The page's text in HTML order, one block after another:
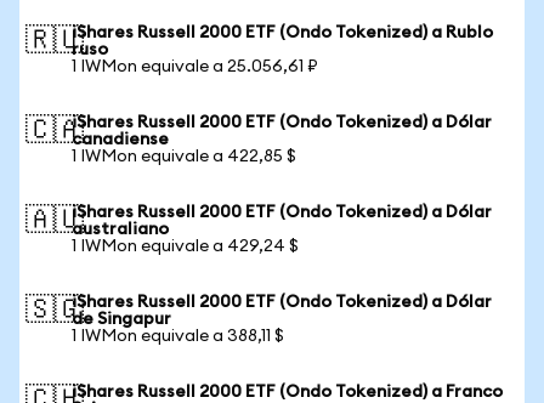
🇷🇺iShares Russell 2000 ETF (Ondo Tokenized) a Rublo
ruso
1 IWMon equivale a 25.056,61 ₽
🇨🇦iShares Russell 2000 ETF (Ondo Tokenized) a Dólar
canadiense
1 IWMon equivale a 422,85 $
🇦🇺iShares Russell 2000 ETF (Ondo Tokenized) a Dólar
australiano
1 IWMon equivale a 429,24 $
🇸🇬iShares Russell 2000 ETF (Ondo Tokenized) a Dólar
de Singapur
1 IWMon equivale a 388,11 $
iShares Russell 2000 ETF (Ondo Tokenized) a Franco